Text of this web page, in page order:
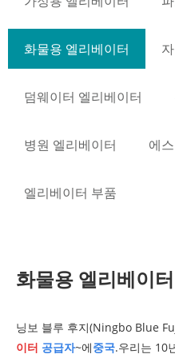
화물용 엘리베이터
덤웨이터 엘리베이터
병원 엘리베이터 에
엘리베이터 부품
화물용 엘리베이터
닝보 블루 후지(Ningbo Blue
이터 공급자~에중국.우리는 10